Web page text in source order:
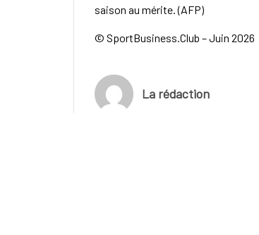
saison au mérite. (AFP)
© SportBusiness.Club – Juin 2026
La rédaction